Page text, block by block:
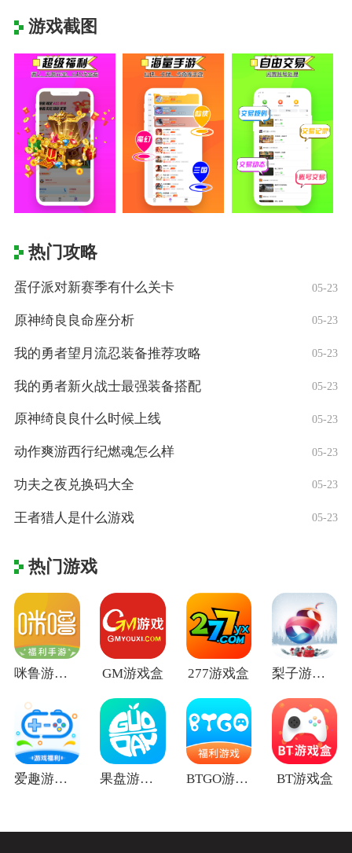
游戏截图
热门攻略
蛋仔派对新赛季有什么关卡 05-23
原神绮良良命座分析 05-23
我的勇者望月流忍装备推荐攻略 05-23
我的勇者新火战士最强装备搭配 05-23
原神绮良良什么时候上线 05-23
动作爽游西行纪燃魂怎么样 05-23
功夫之夜兑换码大全 05-23
王者猎人是什么游戏 05-23
热门游戏
咪鲁游戏盒 GM游戏盒 277游戏盒 梨子游戏盒
爱趣游戏盒 果盘游戏盒 BTGO游戏盒 BT游戏盒